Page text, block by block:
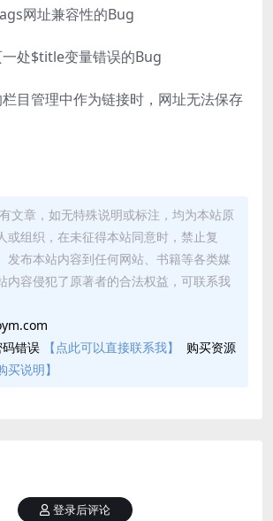
网址兼容性的Bug
处$title变量错误的Bug
目管理中作为链接时，网址无法保存
文章，如无特殊说明或标注，均为本站原
或组织，在未征得本站同意时，禁止复
发布本站内容到任何网站、书籍等各类媒
内容侵犯了原著者的合法权益，可联系我
码错误
【点此可以直接联系我】
购买资源
买说明】
登录后评论